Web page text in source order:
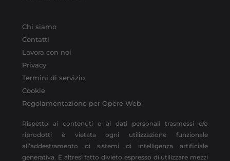
Chi siamo
Contatti
Lavora con noi
Privacy
Termini di servizio
Cookie
Regolamentazione per Opere Web
Rispetto ai contenuti e ai dati personali trasmessi e/o
riprodotti è vietata ogni utilizzazione funzionale
all’addestramento di sistemi di intelligenza artificiale
generativa. È altresì fatto divieto espresso di utilizzare mezzi